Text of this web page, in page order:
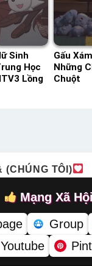
Sinh
Học
Lồng
Gấu
Những
Chuột
78 Không
(CHÚNG TÔI)
Mạng Xã
Group
Youtube